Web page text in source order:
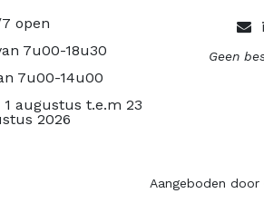
Geen
open
7u00-18u30
7u00-14u00
augustus t.e.m 23
2026
Aangeboden door